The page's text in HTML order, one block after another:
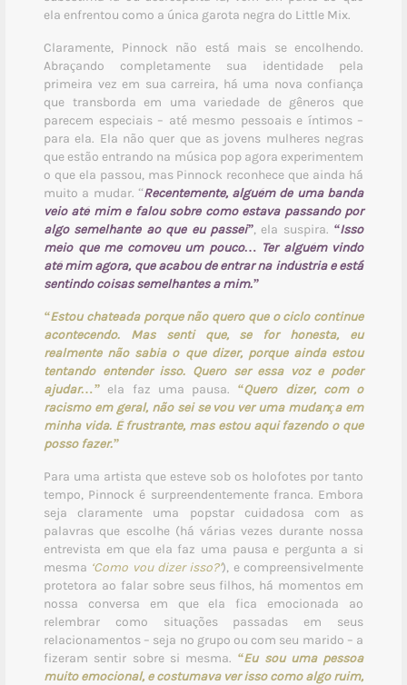
ela enfrentou como a única garota negra do Little Mix.
Claramente, Pinnock não está mais se encolhendo.
Abraçando completamente sua identidade pela
primeira vez em sua carreira, há uma nova confiança
que transborda em uma variedade de gêneros que
parecem especiais – até mesmo pessoais e íntimos –
para ela. Ela não quer que as jovens mulheres negras
que estão entrando na música pop agora experimentem
o que ela passou, mas Pinnock reconhece que ainda há
muito a mudar. “Recentemente, alguém de uma banda
veio até mim e falou sobre como estava passando por
algo semelhante ao que eu passei”, ela suspira. “Isso
meio que me comoveu um pouco… Ter alguém vindo
até mim agora, que acabou de entrar na indústria e está
sentindo coisas semelhantes a mim.”
“Estou chateada porque não quero que o ciclo continue
acontecendo. Mas senti que, se for honesta, eu
realmente não sabia o que dizer, porque ainda estou
tentando entender isso. Quero ser essa voz e poder
ajudar…” ela faz uma pausa. “Quero dizer, com o
racismo em geral, não sei se vou ver uma mudança em
minha vida. É frustrante, mas estou aqui fazendo o que
posso fazer.”
Para uma artista que esteve sob os holofotes por tanto
tempo, Pinnock é surpreendentemente franca. Embora
seja claramente uma popstar cuidadosa com as
palavras que escolhe (há várias vezes durante nossa
entrevista em que ela faz uma pausa e pergunta a si
mesma ‘Como vou dizer isso?’), e compreensivelmente
protetora ao falar sobre seus filhos, há momentos em
nossa conversa em que ela fica emocionada ao
relembrar como situações passadas em seus
relacionamentos – seja no grupo ou com seu marido – a
fizeram sentir sobre si mesma. “Eu sou uma pessoa
muito emocional, e costumava ver isso como algo ruim,